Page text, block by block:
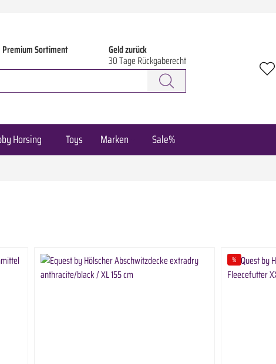
Premium Sortiment Geld zurück
30 Tage Rückgaberecht
Horsing Toys Marken Sale%
Rabatt
%